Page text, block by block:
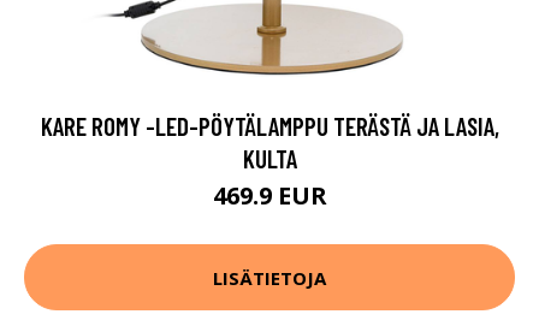
KARE ROMY -LED-PÖYTÄLAMPPU TERÄSTÄ JA LASIA,
KULTA
469.9 EUR
LISÄTIETOJA